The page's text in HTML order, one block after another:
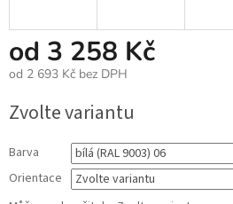
od 3 258 Kč
od 2 693 Kč bez DPH
cena:
Zvolte variantu
Barva
Orientace